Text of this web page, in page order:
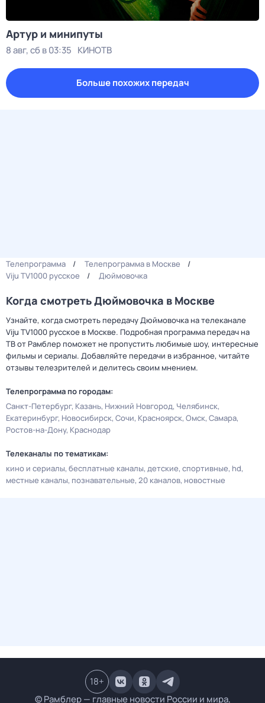
Артур и минипуты
8 авг, сб в 03:35 КИНОТВ
Больше похожих передач
Телепрограмма
Телепрограмма в Москве
Viju TV1000 русское
Дюймовочка
Когда смотреть Дюймовочка в Москве
Узнайте, когда смотреть передачу Дюймовочка на телеканале
Viju TV1000 русское в Москве. Подробная программа передач на
ТВ от Рамблер поможет не пропустить любимые шоу, интересные
фильмы и сериалы. Добавляйте передачи в избранное, читайте
отзывы телезрителей и делитесь своим мнением.
Телепрограмма по городам:
Санкт-Петербург Казань Нижний Новгород Челябинск
Екатеринбург Новосибирск Сочи Красноярск Омск Самара
Ростов-на-Дону Краснодар
Телеканалы по тематикам:
кино и сериалы бесплатные каналы детские спортивные hd
местные каналы познавательные 20 каналов новостные
© Рамблер — главные новости России и мира,
18+